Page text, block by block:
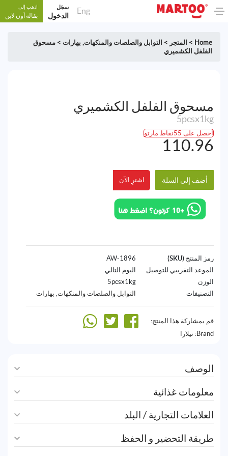
Eng سجَل
الدخول
اذهب إلى
بقالة أون لاين
Home
> المتجر > التوابل والصلصات والمنكهات, بهارات > مسحوق
الفلفل الكشميري
مسحوق الفلفل الكشميري
5pcsx1kg
احصل على 55نقاط مارتو
110.96
أضف إلى السلة اشترِ الآن
رمز المنتج (SKU)
1896-AW
الموعد التقريبي للتوصيل
اليوم التالي
الوزن
5pcsx1kg
التصنيفات
التوابل والصلصات والمنكهات, بهارات
قم بمشاركة هذا المنتج:
Brand: نيلارا
الوصف
معلومات غذائية
العلامات التجارية / البلد
طريقة التحضير و الحفظ